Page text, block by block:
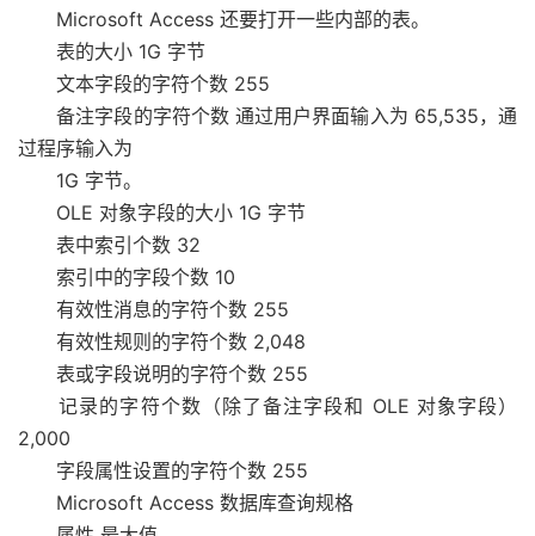
Microsoft Access 还要打开一些内部的表。
表的大小 1G 字节
文本字段的字符个数 255
备注字段的字符个数 通过用户界面输入为 65,535，通
过程序输入为
1G 字节。
OLE 对象字段的大小 1G 字节
表中索引个数 32
索引中的字段个数 10
有效性消息的字符个数 255
有效性规则的字符个数 2,048
表或字段说明的字符个数 255
记录的字符个数（除了备注字段和 OLE 对象字段）
2,000
字段属性设置的字符个数 255
Microsoft Access 数据库查询规格